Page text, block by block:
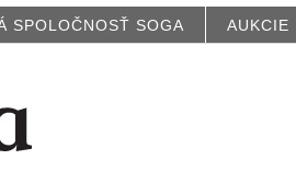
SPOLOČNOSŤ SOGA AUKCIE